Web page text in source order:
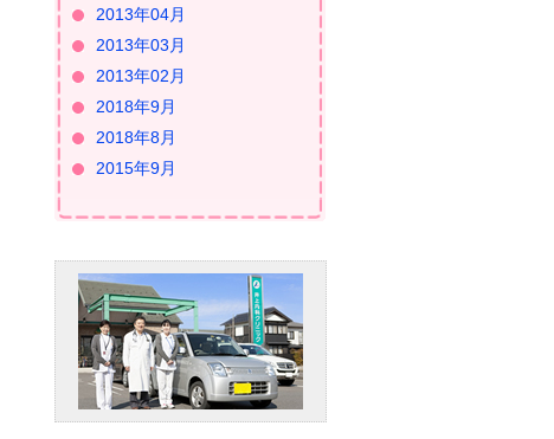
2013年04月
2013年03月
2013年02月
2018年9月
2018年8月
2015年9月